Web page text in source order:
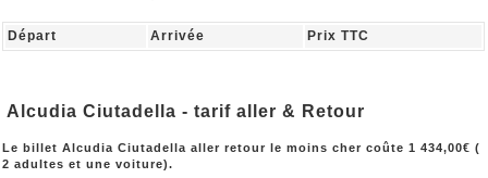
Départ Arrivée Prix TTC
Alcudia Ciutadella - tarif aller & Retour
Le billet Alcudia Ciutadella aller retour le moins cher coûte 1 434,00€ (
2 adultes et une voiture).